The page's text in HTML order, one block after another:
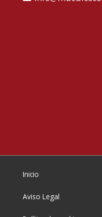
Inicio
Aviso Legal